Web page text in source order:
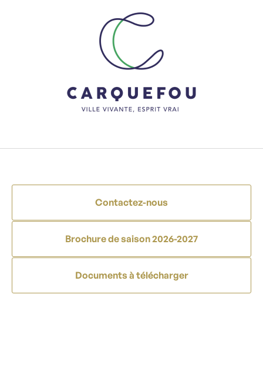
Contactez-nous
Brochure de saison 2026-2027
Documents à télécharger